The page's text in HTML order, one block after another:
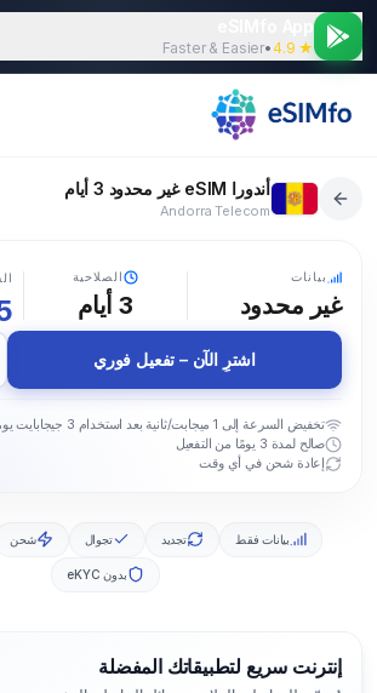
★ 4.9
•
Faster & Easier
أندورا eSIM غير محدود 3 أيام
Andorra Telecom
بيانات
غير محدود
الصلاحية
3 أيام
اشترِ الآن – تفعيل فوري
تخفيض السرعة إلى 1 ميجابت/ثانية بعد استخدام 3 جيجابايت يوميًا.
صالح لمدة 3 يومًا من التفعيل
إعادة شحن في أي وقت
بيانات فقط تجديد تجوال شحن
بدون eKYC
إنترنت سريع لتطبيقاتك المفضلة